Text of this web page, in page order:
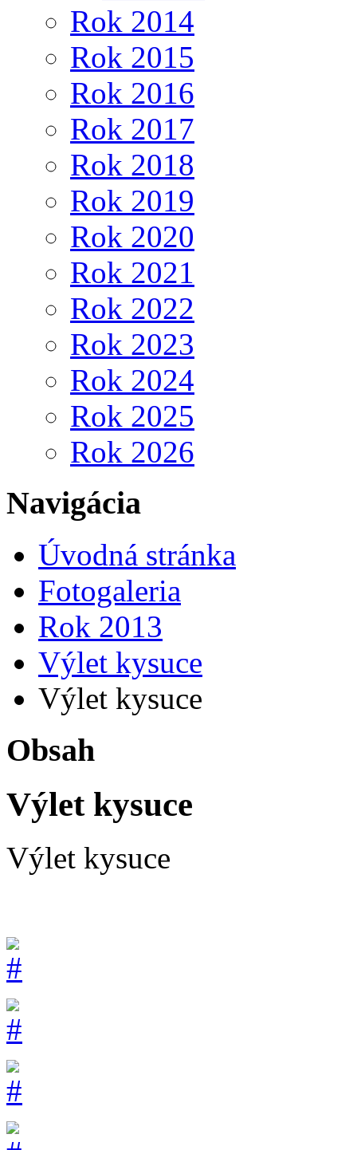
Rok 2014
Rok 2015
Rok 2016
Rok 2017
Rok 2018
Rok 2019
Rok 2020
Rok 2021
Rok 2022
Rok 2023
Rok 2024
Rok 2025
Rok 2026
Navigácia
Úvodná stránka
Fotogaleria
Rok 2013
Výlet kysuce
Výlet kysuce
Obsah
Výlet kysuce
Výlet kysuce